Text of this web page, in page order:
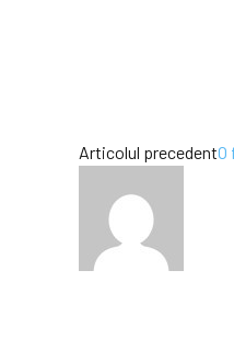
Articolul precedentO